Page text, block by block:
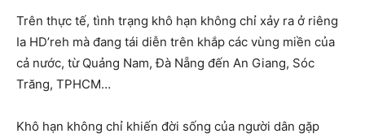
Trên thực tế, tình trạng khô hạn không chỉ xảy ra ở riêng
Ia HD’reh mà đang tái diễn trên khắp các vùng miền của
cả nước, từ Quảng Nam, Đà Nẵng đến An Giang, Sóc
Trăng, TPHCM…
Khô hạn không chỉ khiến đời sống của người dân gặp